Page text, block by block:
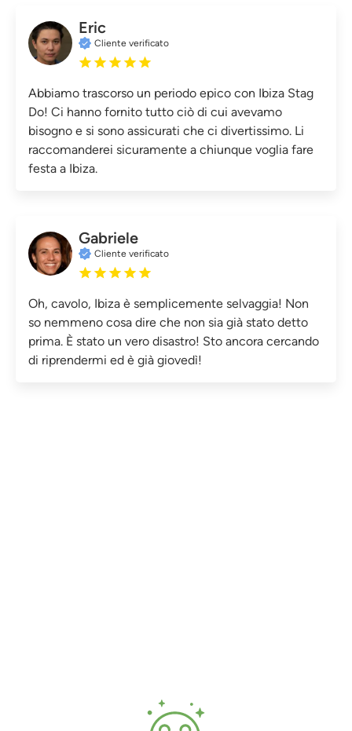
Eric
Cliente verificato
Abbiamo trascorso un periodo epico con Ibiza Stag
Do! Ci hanno fornito tutto ciò di cui avevamo
bisogno e si sono assicurati che ci divertissimo. Li
raccomanderei sicuramente a chiunque voglia fare
festa a Ibiza.
Gabriele
Cliente verificato
Oh, cavolo, Ibiza è semplicemente selvaggia! Non
so nemmeno cosa dire che non sia già stato detto
prima. È stato un vero disastro! Sto ancora cercando
di riprendermi ed è già giovedì!